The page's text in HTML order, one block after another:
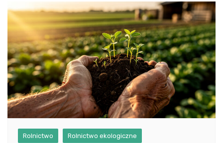
Rolnictwo Rolnictwo ekologiczne